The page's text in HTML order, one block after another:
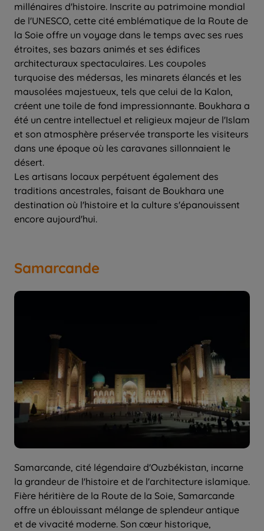
millénaires d'histoire. Inscrite au patrimoine mondial
de l'UNESCO, cette cité emblématique de la Route de
la Soie offre un voyage dans le temps avec ses rues
étroites, ses bazars animés et ses édifices
architecturaux spectaculaires. Les coupoles
turquoise des médersas, les minarets élancés et les
mausolées majestueux, tels que celui de la Kalon,
créent une toile de fond impressionnante. Boukhara a
été un centre intellectuel et religieux majeur de l'Islam
et son atmosphère préservée transporte les visiteurs
dans une époque où les caravanes sillonnaient le
désert.
Les artisans locaux perpétuent également des
traditions ancestrales, faisant de Boukhara une
destination où l'histoire et la culture s'épanouissent
encore aujourd'hui.
Samarcande
Samarcande, cité légendaire d'Ouzbékistan, incarne
la grandeur de l'histoire et de l'architecture islamique.
Fière héritière de la Route de la Soie, Samarcande
offre un éblouissant mélange de splendeur antique
et de vivacité moderne. Son cœur historique,